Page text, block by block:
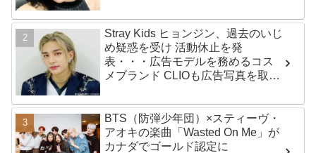
Stray Kids ヒョンジン、過去のいじ
め疑惑を受け 活動休止を発
表・・・広告モデルを務めるコス
メブランド CLIOも広告写真を取り
BTS（防弾少年団）×スティーヴ・
アオキの楽曲「Wasted On Me」が
カナダでゴールド認定に